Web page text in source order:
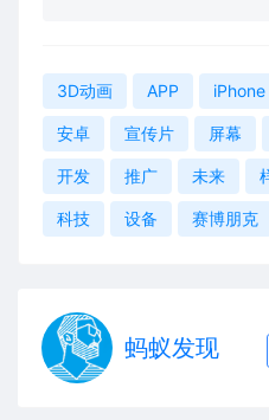
3D动画 APP iPhone
安卓 宣传片 屏幕
开发 推广 未来
科技 设备 赛博朋克
蚂蚁发现